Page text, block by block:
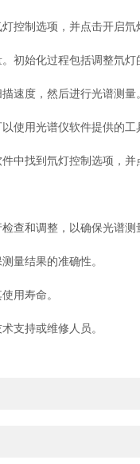
制选项，并点击开启氘
始化过程包括调整氘灯
度，然后进行光谱测量
用光谱仪软件提供的工
找到氘灯控制选项，并
和调整，以确保光谱测
量结果的准确性。
用寿命。
支持或维修人员。